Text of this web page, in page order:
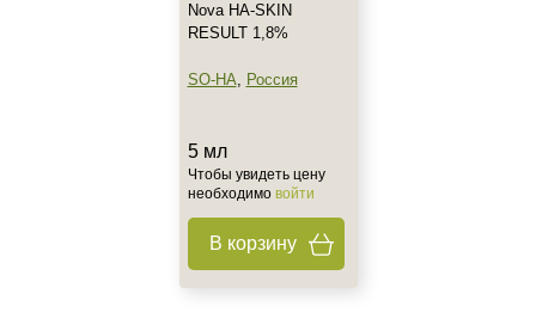
Любой возраст (от 18 лет)
Nova HA-SKIN
RESULT 1,8%
SO-HA, Россия
5 мл
Чтобы увидеть цену
необходимо войти
В корзину